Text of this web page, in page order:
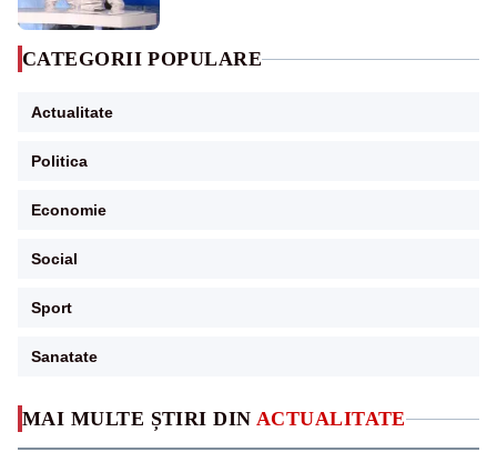
MAI MULTE ȘTIRI DIN ACTUALITATE
CATEGORII POPULARE
Actualitate
Politica
Economie
Social
Sport
Sanatate